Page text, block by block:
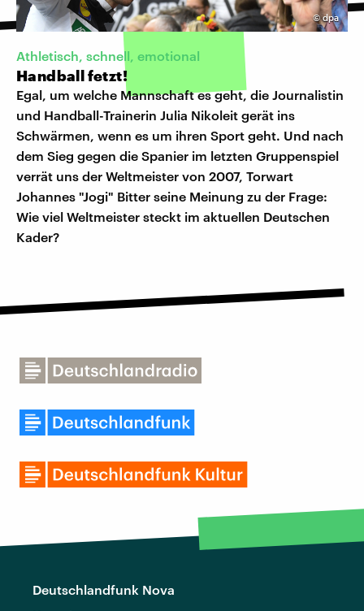
©dpa
Athletisch, schnell, emotional
Handball fetzt!
Egal, um welche Mannschaft es geht, die Journalistin
und Handball-Trainerin Julia Nikoleit gerät ins
Schwärmen, wenn es um ihren Sport geht. Und nach
dem Sieg gegen die Spanier im letzten Gruppenspiel
verrät uns der Weltmeister von 2007, Torwart
Johannes "Jogi" Bitter seine Meinung zu der Frage:
Wie viel Weltmeister steckt im aktuellen Deutschen
Kader?
Deutschlandfunk Nova